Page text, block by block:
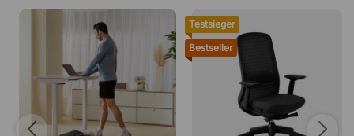
Testsieger
Bestseller